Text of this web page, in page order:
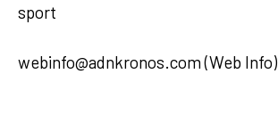
sport
webinfo@adnkronos.com (Web Info)